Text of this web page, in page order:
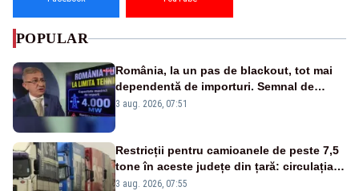
POPULAR
România, la un pas de blackout, tot mai
dependentă de importuri. Semnal de
alarmă tras de un expert în energie
3 aug. 2026, 07:51
Restricții pentru camioanele de peste 7,5
tone în aceste județe din țară: circulația
este interzisă luni, între orele 12:00 și
3 aug. 2026, 07:55